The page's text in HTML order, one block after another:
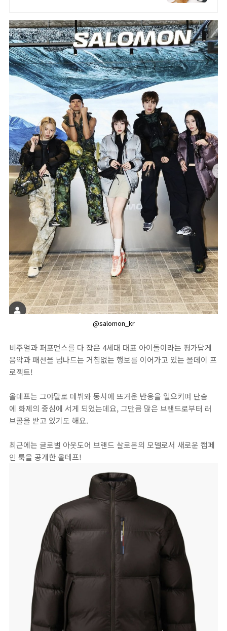
@salomon_kr
비주얼과 퍼포먼스를 다 잡은 4세대 대표 아이돌이라는 평가답게
음악과 패션을 넘나드는 거침없는 행보를 이어가고 있는 올데이 프
로젝트!
올데프는 그야말로 데뷔와 동시에 뜨거운 반응을 일으키며 단숨
에 화제의 중심에 서게 되었는데요, 그만큼 많은 브랜드로부터 러
브콜을 받고 있기도 해요.
최근에는 글로벌 아웃도어 브랜드 살로몬의 모델로서 새로운 캠페
인 룩을 공개한 올데프!